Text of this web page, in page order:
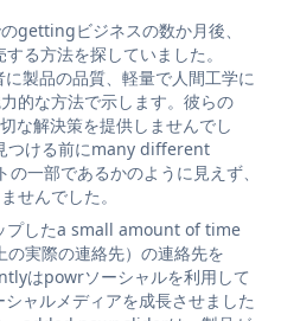
gettingビジネスの数か月後、
る方法を探していました。
製品の品質、軽量で人間工学に
的な方法で示します。彼らの
な解決策を提供しませんでし
つける前にmany different
一部であるかのように見えず、
せんでした。
プしたa small amount of time
実際の連絡先）の連絡先を
はpowrソーシャルを利用して
ャルメディアを成長させました